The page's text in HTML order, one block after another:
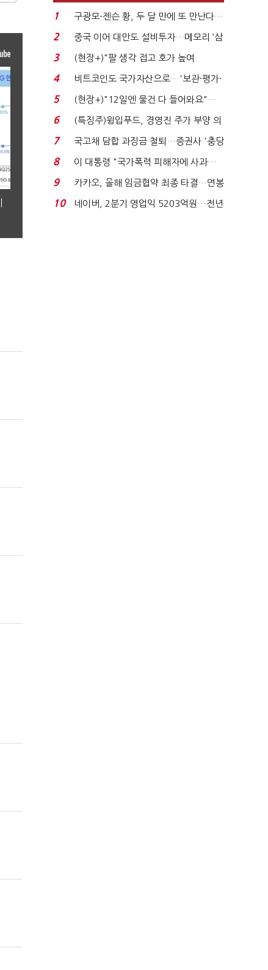
1
구광모-젠슨 황, 두 달 만에 또 만난다…
로봇·AI 등 논...
2
중국 이어 대만도 설비투자…메모리 ‘삼
국전쟁’
3
(현장+)"팔 생각 접고 호가 높여
요"…'덜 똘똘한 한 채' 20...
4
비트코인도 국가자산으로…'보관·평가·
처분' 기준은 ...
5
(현장+)"12일엔 물건 다 들어와요"…
빈 매대 채우며 문 연 ...
6
(특징주)윙입푸드, 경영진 주가 부양 의
지에 상한가...
7
국고채 담합 과징금 철퇴…증권사 '충당
금 폭탄' 우려...
8
이 대통령 "국가폭력 피해자에 사과…
적극적 조사로 진...
9
카카오, 올해 임금협약 최종 타결…연봉
6.3% 인상·격려...
10
네이버, 2분기 영업익 5203억원…전년